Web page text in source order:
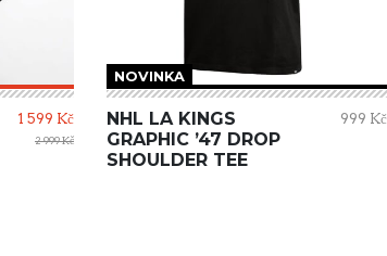
1 599 Kč
2 999 Kč
NOVINKA
NHL LA KINGS
GRAPHIC ’47 DROP
SHOULDER TEE
999 Kč